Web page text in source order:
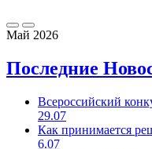
Май 2026
Последние
Всероссийский
29.07
Как принимается
6.07